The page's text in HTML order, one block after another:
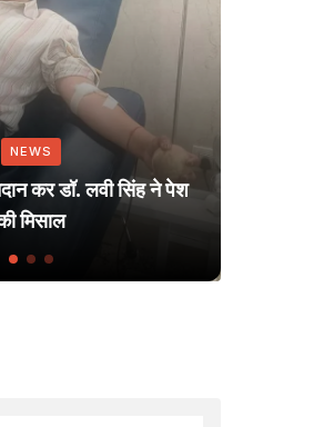
NEWS
कर डॉ. लवी सिंह ने पेश
मिसाल